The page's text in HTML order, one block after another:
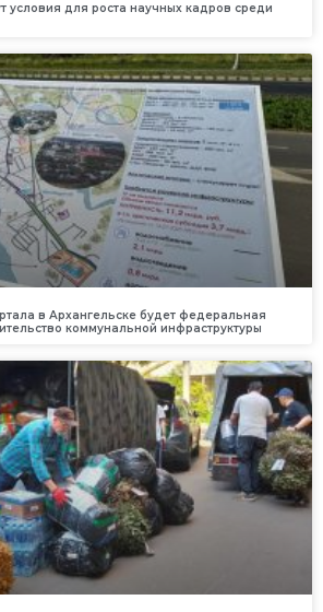
условия для роста научных кадров среди
в Архангельске будет федеральная
коммунальной инфраструктуры